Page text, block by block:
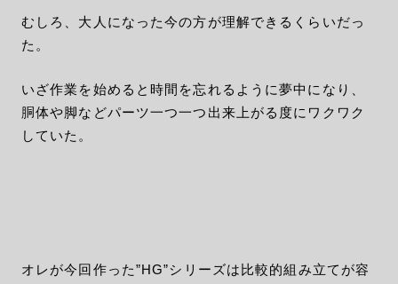
むしろ、大人になった今の方が理解できるくらいだっ
た。
いざ作業を始めると時間を忘れるように夢中になり、
胴体や脚などパーツ一つ一つ出来上がる度にワクワク
していた。
オレが今回作った”HG”シリーズは比較的組み立てが容